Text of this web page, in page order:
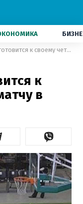
"Будивельник" готовится к своему четвертому матчу в Евролиге
к
в